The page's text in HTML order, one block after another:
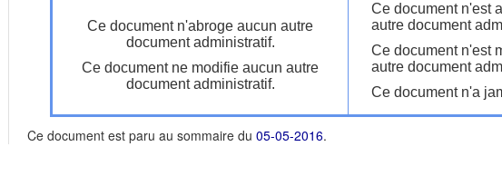
Ce document n'abroge aucun autre
document administratif.
Ce document ne modifie aucun autre
document administratif.
Ce document n'est
autre document
Ce document n'est
autre document
Ce document n'a
Ce document est paru au sommaire du 05-05-2016.